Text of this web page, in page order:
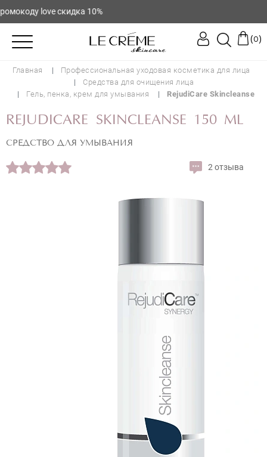
love скидка 10%
(0)
Главная
Профессиональная уходовая косметика для лица
Средства для очищения лица
Гель, пенка, крем для умывания
RejudiCare Skincleanse
REJUDICARE SKINCLEANSE 150 ML
СРЕДСТВО ДЛЯ УМЫВАНИЯ
2 отзыва